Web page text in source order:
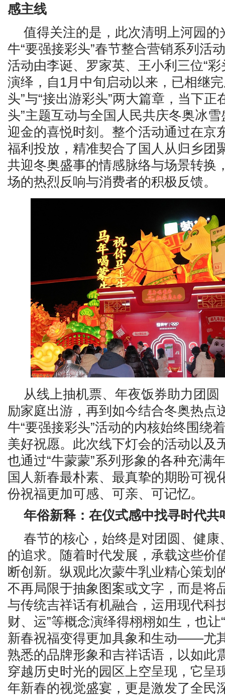
感主线
值得关注的是，此次清明上河园的
牛“要强接彩头”春节整合营销系列活
活动由李诞、罗家英、王小利三位“彩
演绎，自1月中旬启动以来，已相继
头”与“接出游彩头”两大篇章，当下正
头”主题互动与全国人民共庆冬奥冰
迎金的喜悦时刻。整个活动通过在京
福利投放，精准契合了国人从归乡团
共迎冬奥盛事的情感脉络与场景转换
场的热烈反响与消费者的积极反馈。
从线上抽机票、年夜饭券助力团圆
励家庭出游，再到如今结合冬奥热点
牛“要强接彩头”活动的内核始终围绕
美好祝愿。此次线下灯会的活动以及
也通过“牛蒙蒙”系列形象的各种充满
国人新春最朴素、最真挚的期盼可视
份祝福更加可感、可亲、可记忆。
年俗新释：在仪式感中找寻时代共
春节的核心，始终是对团圆、健康
的追求。随着时代发展，承载这些价
断创新。纵观此次蒙牛乳业精心策划
不再局限于抽象图案或文字，而是将
与传统吉祥话有机融合，运用现代科
财、运”等概念演绎得栩栩如生，也让
新春祝福变得更加具象和生动——尤
熟悉的品牌形象和吉祥话语，以如此
穿越历史时光的园区上空呈现，它呈
年新春的视觉盛宴，更是激发了全民